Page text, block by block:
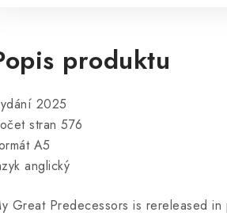
produktu
2025
stran 576
A5
anglický
Great Predecessors is rereleased